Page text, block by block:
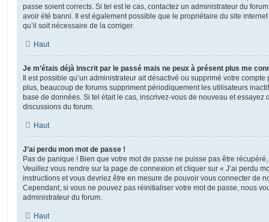
passe soient corrects. Si tel est le cas, contactez un administrateur du
avoir été banni. Il est également possible que le propriétaire du site
qu’il soit nécessaire de la corriger.
Haut
Je m’étais déjà inscrit par le passé mais ne peux à présent plus me
Il est possible qu’un administrateur ait désactivé ou supprimé votre
plus, beaucoup de forums suppriment périodiquement les utilisateurs
base de données. Si tel était le cas, inscrivez-vous de nouveau et essayez
discussions du forum.
Haut
J’ai perdu mon mot de passe !
Pas de panique ! Bien que votre mot de passe ne puisse pas être
Veuillez vous rendre sur la page de connexion et cliquer sur « J’ai perdu
instructions et vous devriez être en mesure de pouvoir vous connecter de
Cependant, si vous ne pouvez pas réinitialiser votre mot de passe, nous
administrateur du forum.
Haut